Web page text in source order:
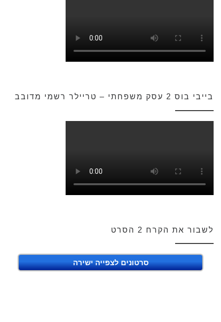
בייבי בוס 2 עסק משפחתי – טריילר רשמי מדובב
לשבור את הקרח 2 הסרט
סרטונים לצפייה ישירה